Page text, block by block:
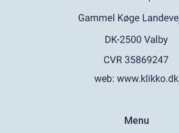
web: www.klikko.dk
Menu